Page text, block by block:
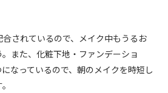
されているので、メイク中もうるお
また、化粧下地・ファンデーショ
なっているので、朝のメイクを時短し